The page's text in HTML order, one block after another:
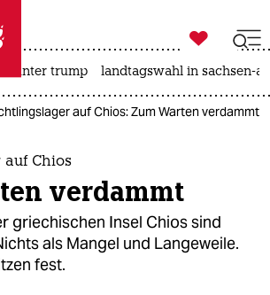
taz zahl ich
taz zahl ich

taz zahl ich
unter trump landtagswahl in sachsen-
auf Chios: Zum Warten verdammt
Chios
verdammt
griechischen Insel Chios sind
als Mangel und Langeweile.
fest.